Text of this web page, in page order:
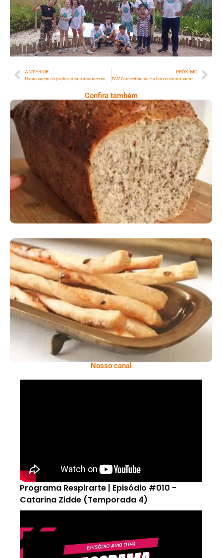
ANTERIOR
Homenagem os profissionais atuantes na Covid-19 é realizada na Câmara Municipal
PRÓXIMO
FGV Conhecimento é a banca examinadora para o concurso do BBTS, com 10% das vagas para candidatos portadores de deficiência
Confira também
Comer Bem: Pão Low Carb
Comer Bem: Palitinhos De Cebola E Salsa
Nosso canal
Programa Respirarte | Episódio #010 -
Catarina Zidde (Temporada 4)